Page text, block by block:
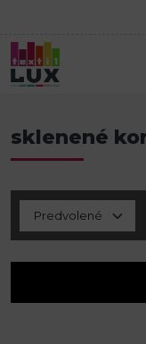
Úvod
sklenené